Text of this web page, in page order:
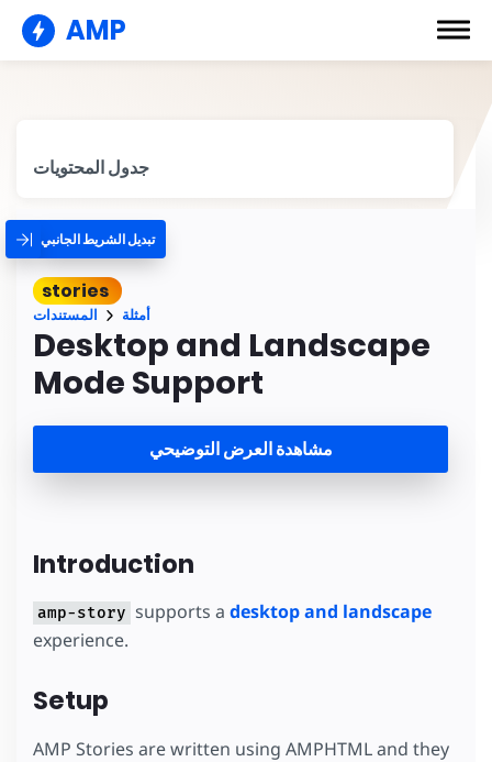
AMP
جدول المحتويات
تبديل الشريط الجانبي
stories
المستندات أمثلة
Desktop and Landscape
Mode Support
مشاهدة العرض التوضيحي
Introduction
amp-story supports a desktop and landscape
experience.
Setup
AMP Stories are written using AMPHTML and they